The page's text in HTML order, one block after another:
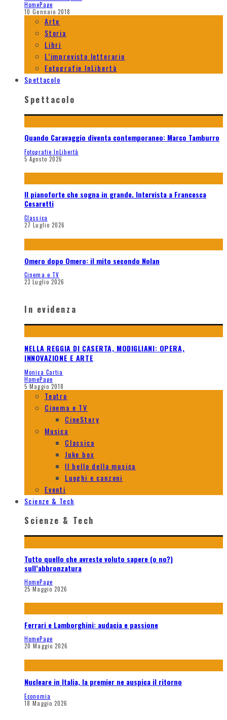
HomePage
10 Gennaio 2018
Arte
Storia
Libri
L’imprevisto letterario
Fotografie InLibertà
Spettacolo
Spettacolo
Quando Caravaggio diventa contemporaneo: Marco Tamburro
Fotografie InLibertà
5 Agosto 2026
Il pianoforte che sogna in grande. Intervista a Francesca
Cesaretti
Classica
27 Luglio 2026
Omero dopo Omero: il mito secondo Nolan
Cinema e TV
23 Luglio 2026
In evidenza
NELLA REGGIA DI CASERTA, MODIGLIANI: OPERA,
INNOVAZIONE E ARTE
Monica Cartia
HomePage
5 Maggio 2018
Teatro
Cinema e TV
CineStory
Musica
Classica
Juke box
Il bello della musica
Luoghi e canzoni
Eventi
Scienze & Tech
Scienze & Tech
Tutto quello che avreste voluto sapere (o no?)
sull’abbronzatura
HomePage
25 Maggio 2026
Ferrari e Lamborghini: audacia e passione
HomePage
20 Maggio 2026
Nucleare in Italia, la premier ne auspica il ritorno
Economia
18 Maggio 2026